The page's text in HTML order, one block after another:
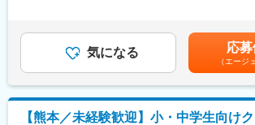
き、学生たちと向き合っています。
■業務内容：
英進館が展開する個別指導部門【パスカル】
をお任せします。
生徒や保護者との面談、学習進捗の管理から
給：年1回（7月）■賞与：年2回（6月／12月
（月給28万円＋賞与／一般・29歳）、520万
与／主任・33歳）賃金はあくまでも目安の金
じて上下する可能性があります。月給(月額)
記です。
気になる 応
（エージ
【熊本／未経験歓迎】小・中学生向け